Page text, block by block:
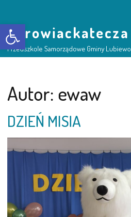
Otwórz pasek narzędzi
borowiackatecza
Przedszkole Samorządowe Gminy Lubiewo
GRUPY DZIECI
Autor: ewaw
DZIEŃ MISIA